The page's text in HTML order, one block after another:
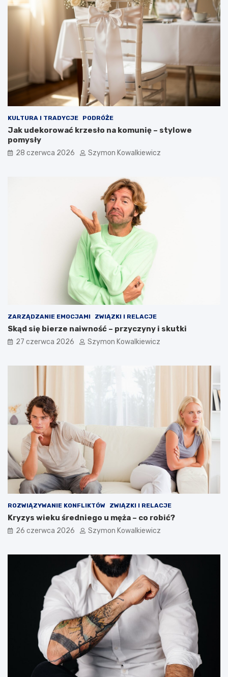
KULTURA I TRADYCJE PODRÓŻE
Jak udekorować krzesło na komunię – stylowe
pomysły
28 czerwca 2026 Szymon Kowalkiewicz
ZARZĄDZANIE EMOCJAMI ZWIĄZKI I RELACJE
Skąd się bierze naiwność – przyczyny i skutki
27 czerwca 2026 Szymon Kowalkiewicz
ROZWIĄZYWANIE KONFLIKTÓW ZWIĄZKI I RELACJE
Kryzys wieku średniego u męża – co robić?
26 czerwca 2026 Szymon Kowalkiewicz